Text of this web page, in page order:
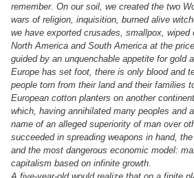
remember. On our soil, we created the two
wars of religion, inquisition, burned alive
we have exported crusades, smallpox,
North America and South America at the
guided by an unquenchable appetite for gold
Europe has set foot, there is only blood and
people torn from their land and their families
European cotton planters on another
which, having annihilated many peoples and
name of an alleged superiority of man over
succeeded in spreading weapons in hand,
and the most dangerous economic model:
capitalism based on infinite growth.